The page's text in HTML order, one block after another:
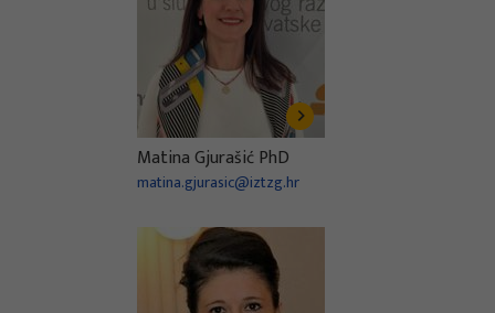
Matina Gjurašić PhD
matina.gjurasic@iztzg.hr